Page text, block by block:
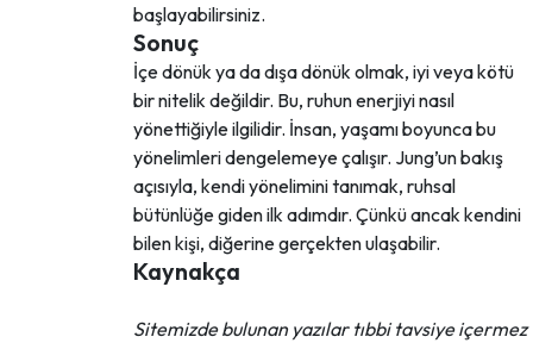
başlayabilirsiniz.
Sonuç
İçe dönük ya da dışa dönük olmak, iyi veya kötü
bir nitelik değildir. Bu, ruhun enerjiyi nasıl
yönettiğiyle ilgilidir. İnsan, yaşamı boyunca bu
yönelimleri dengelemeye çalışır. Jung’un bakış
açısıyla, kendi yönelimini tanımak, ruhsal
bütünlüğe giden ilk adımdır. Çünkü ancak kendini
bilen kişi, diğerine gerçekten ulaşabilir.
Kaynakça
Sitemizde bulunan yazılar tıbbi tavsiye içermez